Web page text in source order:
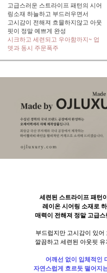
고급스러운 스트라이프 패턴의 시어
링소재 하늘하고 부드러우면서
고시감이 전해져 흐믈하지않고 아웃
핏이 정말 예쁘게 완성
시크하고 세련되고 우아함까지~ 업
뎃과 동시 주문폭주
세련된 스트라이프 패턴
레이온 시어링 소재로
매력이 전해져 정말 고급
부드럽지만 고시감이 있어
깔끔하고 세련된 아웃핏
어깨선 없이 입체적인
자연스럽게 흐르듯 떨어지